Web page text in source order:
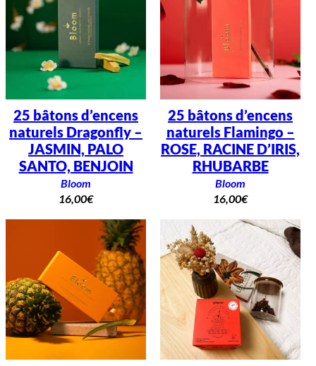
25 bâtons d’encens
naturels Dragonfly –
JASMIN, PALO
SANTO, BENJOIN
Bloom
16,00€
25 bâtons d’encens
naturels Flamingo –
ROSE, RACINE D’IRIS,
RHUBARBE
Bloom
16,00€